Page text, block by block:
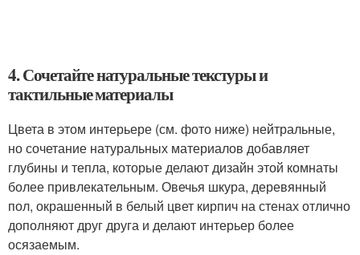
4. Сочетайте натуральные текстуры и
тактильные материалы
Цвета в этом интерьере (см. фото ниже) нейтральные,
но сочетание натуральных материалов добавляет
глубины и тепла, которые делают дизайн этой комнаты
более привлекательным. Овечья шкура, деревянный
пол, окрашенный в белый цвет кирпич на стенах отлично
дополняют друг друга и делают интерьер более
осязаемым.